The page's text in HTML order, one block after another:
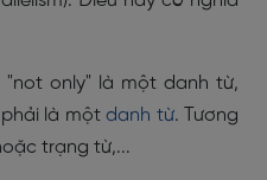
"not only" là một danh từ,
phải là mộtdanh từ. Tương
trạng từ,...